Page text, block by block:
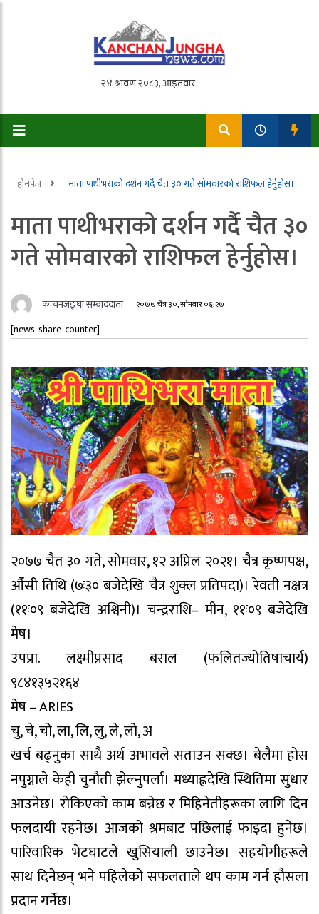
होमपेज माता पाथीभराको दर्शन गर्दै चैत ३० गते साेमवारको राशिफल हेर्नुहोस।
माता पाथीभराको दर्शन गर्दै चैत ३०
गते साेमवारको राशिफल हेर्नुहोस।
कन्चनजङ्घा सम्वाददाता २०७७ चैत्र ३०, सोमबार ०६:२७
[news_share_counter]
२०७७ चैत ३० गते, साेमवार, १२ अप्रिल २०२१। चैत्र कृष्णपक्ष,
औँसी तिथि (७ः३० बजेदेखि चैत्र शुक्ल प्रतिपदा)। रेवती नक्षत्र
(११ः०९ बजेदेखि अश्विनी)। चन्द्रराशि– मीन, ११ः०९ बजेदेखि
मेष।
उपप्रा. लक्ष्मीप्रसाद बराल (फलितज्योतिषाचार्य)
९८४१३५२१६४
मेष – ARIES
चु, चे, चो, ला, लि, लु, ले, लो, अ
खर्च बढ्नुका साथै अर्थ अभावले सताउन सक्छ। बेलैमा होस
नपुग्नाले केही चुनौती झेल्नुपर्ला। मध्याह्नदेखि स्थितिमा सुधार
आउनेछ। राेकिएकाे काम बन्नेछ र मिहिनेतीहरूका लागि दिन
फलदायी रहनेछ। आजको श्रमबाट पछिलाई फाइदा हुनेछ।
पारिवारिक भेटघाटले खुसियाली छाउनेछ। सहयोगीहरूले
साथ दिनेछन् भने पहिलेको सफलताले थप काम गर्न हौसला
प्रदान गर्नेछ।